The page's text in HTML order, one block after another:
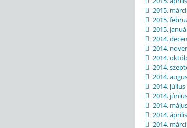
2015.
2015.
2015.
2014.
2014.
2014.
2014.
2014.
2014. július
2014.
2014.
2014. április
2014.